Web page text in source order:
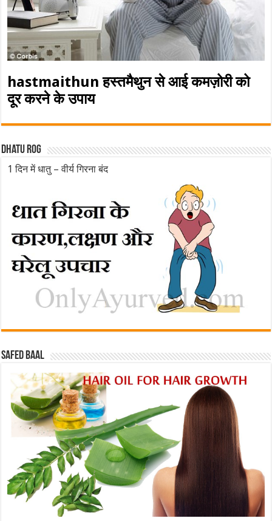
hastmaithun हस्तमैथुन से आई कमज़ोरी को
दूर करने के उपाय
Dhatu rog
1 दिन में धातु – वीर्य गिरना बंद
Safed baal